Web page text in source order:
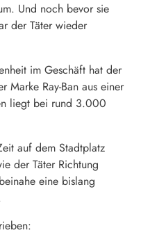
Und noch bevor sie
der Täter wieder
im Geschäft hat der
Marke Ray-Ban aus einer
liegt bei rund 3.000
auf dem Stadtplatz
der Täter Richtung
eine bislang